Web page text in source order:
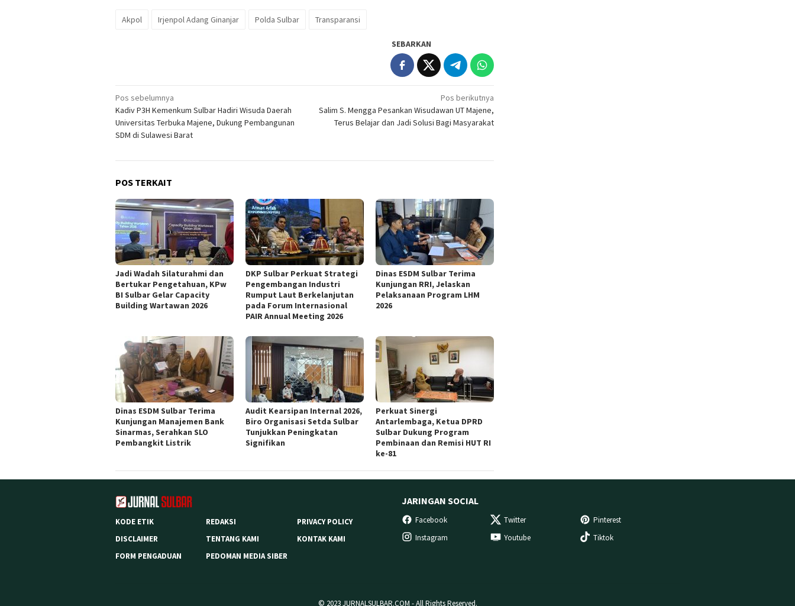
Akpol Irjenpol Adang Ginanjar Polda Sulbar Transparansi
SEBARKAN
Navigasi
pos
Pos sebelumnya
Kadiv P3H Kemenkum Sulbar Hadiri Wisuda Daerah
Universitas Terbuka Majene, Dukung Pembangunan
SDM di Sulawesi Barat
Pos berikutnya
Salim S. Mengga Pesankan Wisudawan UT Majene,
Terus Belajar dan Jadi Solusi Bagi Masyarakat
POS TERKAIT
Jadi Wadah Silaturahmi dan
Bertukar Pengetahuan, KPw
BI Sulbar Gelar Capacity
Building Wartawan 2026
DKP Sulbar Perkuat Strategi
Pengembangan Industri
Rumput Laut Berkelanjutan
pada Forum Internasional
PAIR Annual Meeting 2026
Dinas ESDM Sulbar Terima
Kunjungan RRI, Jelaskan
Pelaksanaan Program LHM
2026
Dinas ESDM Sulbar Terima
Kunjungan Manajemen Bank
Sinarmas, Serahkan SLO
Pembangkit Listrik
Audit Kearsipan Internal 2026,
Biro Organisasi Setda Sulbar
Tunjukkan Peningkatan
Signifikan
Perkuat Sinergi
Antarlembaga, Ketua DPRD
Sulbar Dukung Program
Pembinaan dan Remisi HUT RI
ke-81
KODE ETIK REDAKSI
PRIVACY POLICY
DISCLAIMER
TENTANG KAMI
KONTAK KAMI
FORM PENGADUAN
PEDOMAN MEDIA SIBER
JARINGAN SOCIAL
Facebook Twitter
Pinterest
Instagram
Youtube Tiktok
© 2023 JURNALSULBAR.COM - All Rights Reserved.